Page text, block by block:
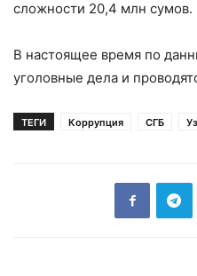
сложности 20,4 млн сумов.
В настоящее время по
уголовные дела и
ТЕГИ Коррупция СГБ